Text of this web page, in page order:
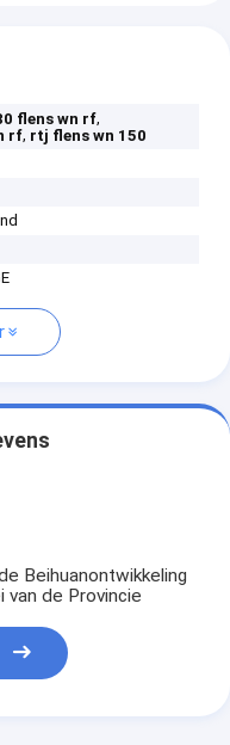
flens wn rf,
rf, rtj flens wn 150
Beihuanontwikkeling
van de Provincie